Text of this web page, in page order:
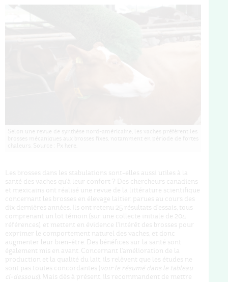
Les brosses dans les stabulations sont-elles aussi utiles à la
santé des vaches qu'à leur confort ? Des chercheurs canadiens
et mexicains ont réalisé une revue de la littérature scientifique
concernant les brosses en élevage laitier, parues au cours des
dix dernières années. Ils ont retenu 25 résultats d'essais, tous
comprenant un lot témoin (sur une collecte initiale de 204
références), et mettent en évidence l'intérêt des brosses pour
exprimer le comportement naturel des vaches, et donc
augmenter leur bien-être. Des bénéfices sur la santé sont
également mis en avant. Concernant l'amélioration de la
production et la qualité du lait, ils relèvent que les études ne
sont pas toutes concordantes ( voir le résumé dans le tableau
ci-dessous). Mais dès à présent, ils recommandent de mettre